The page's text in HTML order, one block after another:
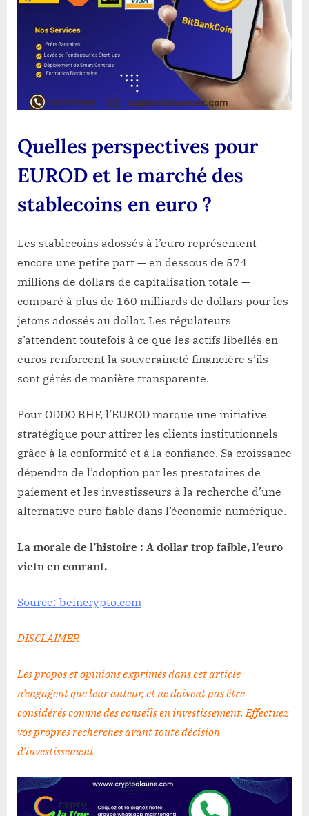
Quelles perspectives pour
EUROD et le marché des
stablecoins en euro ?
Les stablecoins adossés à l’euro représentent
encore une petite part — en dessous de 574
millions de dollars de capitalisation totale —
comparé à plus de 160 milliards de dollars pour les
jetons adossés au dollar. Les régulateurs
s’attendent toutefois à ce que les actifs libellés en
euros renforcent la souveraineté financière s’ils
sont gérés de manière transparente.
Pour ODDO BHF, l’EUROD marque une initiative
stratégique pour attirer les clients institutionnels
grâce à la conformité et à la confiance. Sa croissance
dépendra de l’adoption par les prestataires de
paiement et les investisseurs à la recherche d’une
alternative euro fiable dans l’économie numérique.
La morale de l’histoire : A dollar trop faible, l’euro
vietn en courant.
Source: beincrypto.com
DISCLAIMER
Les propos et opinions exprimés dans cet article
n’engagent que leur auteur, et ne doivent pas être
considérés comme des conseils en investissement. Effectuez
vos propres recherches avant toute décision
d’investissement